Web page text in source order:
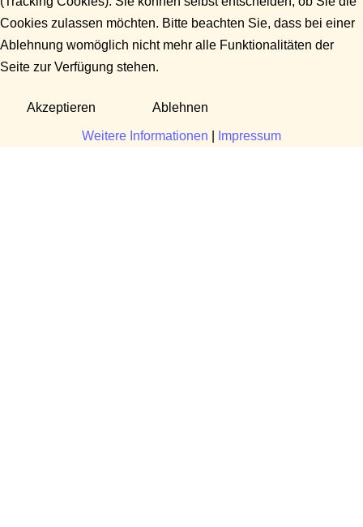
Cookies zulassen möchten. Bitte beachten Sie, dass bei einer
Ablehnung womöglich nicht mehr alle Funktionalitäten der
Seite zur Verfügung stehen.
Akzeptieren Ablehnen
Weitere Informationen Impressum